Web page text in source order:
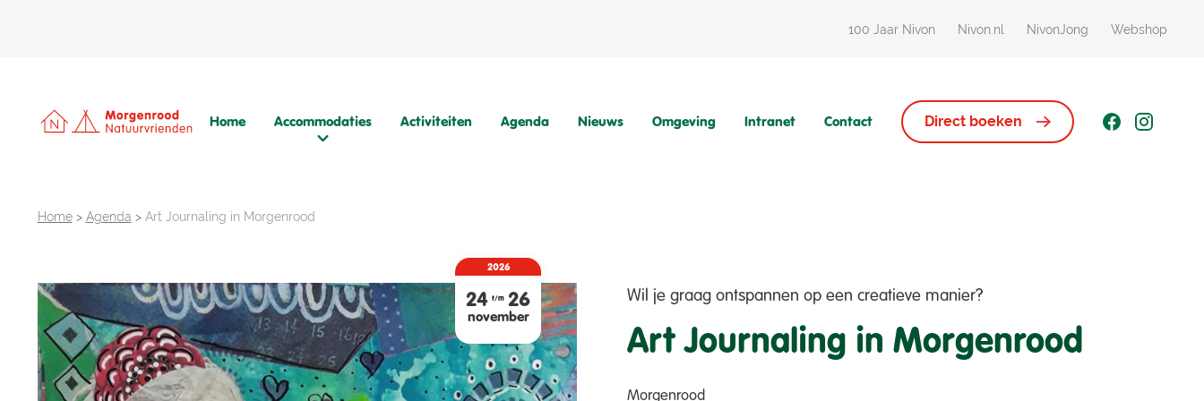
100 Jaar Nivon Nivon.nl NivonJong Webshop
Home Accommodaties
Praktische informatie Natuurvriendenhuis
Activiteiten Agenda Nieuws Omgeving Intranet Contact Direct boeken
Home> Agenda > Art Journaling in Morgenrood
2026
24 t/m 26
november
Wil je graag ontspannen op een creatieve manier?
Art Journaling in Morgenrood
Morgenrood